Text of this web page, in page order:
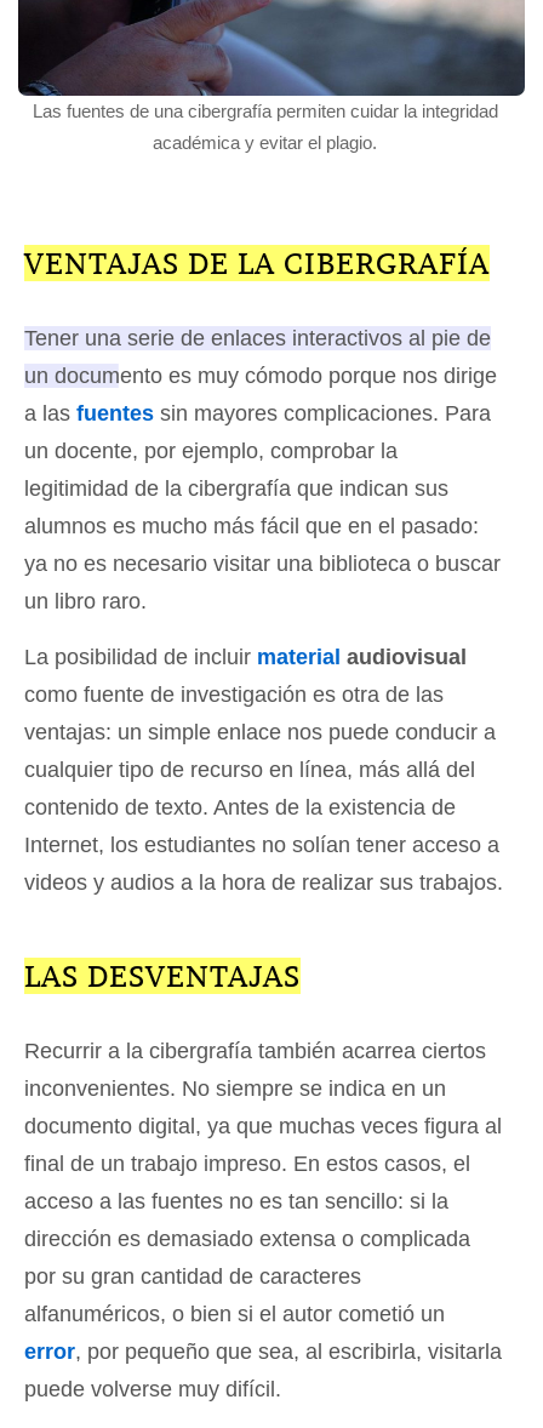
Las fuentes de una cibergrafía permiten cuidar la integridad
académica y evitar el plagio.
VENTAJAS DE LA CIBERGRAFÍA
Tener una serie de enlaces interactivos al pie de
un documento es muy cómodo porque nos dirige
a las fuentes sin mayores complicaciones. Para
un docente, por ejemplo, comprobar la
legitimidad de la cibergrafía que indican sus
alumnos es mucho más fácil que en el pasado:
ya no es necesario visitar una biblioteca o buscar
un libro raro.
La posibilidad de incluir material audiovisual
como fuente de investigación es otra de las
ventajas: un simple enlace nos puede conducir a
cualquier tipo de recurso en línea, más allá del
contenido de texto. Antes de la existencia de
Internet, los estudiantes no solían tener acceso a
videos y audios a la hora de realizar sus trabajos.
LAS DESVENTAJAS
Recurrir a la cibergrafía también acarrea ciertos
inconvenientes. No siempre se indica en un
documento digital, ya que muchas veces figura al
final de un trabajo impreso. En estos casos, el
acceso a las fuentes no es tan sencillo: si la
dirección es demasiado extensa o complicada
por su gran cantidad de caracteres
alfanuméricos, o bien si el autor cometió un
error, por pequeño que sea, al escribirla, visitarla
puede volverse muy difícil.